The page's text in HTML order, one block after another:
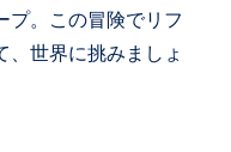
プ。この冒険でリフ
、世界に挑みましょ